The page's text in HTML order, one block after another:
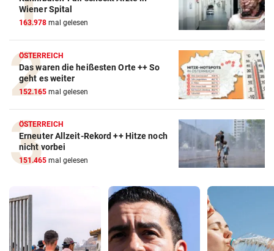
Wiener Spital
163.978 mal gelesen
ÖSTERREICH
Das waren die heißesten Orte ++ So
geht es weiter
152.165 mal gelesen
ÖSTERREICH
Erneuter Allzeit-Rekord ++ Hitze noch
nicht vorbei
151.465 mal gelesen